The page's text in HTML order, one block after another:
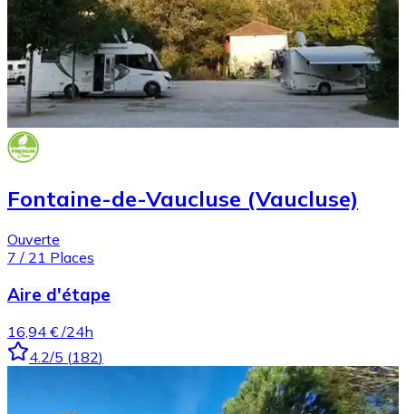
Fontaine-de-Vaucluse (Vaucluse)
Ouverte
7 / 21 Places
Aire d'étape
16,94 € /24h
4.2/5 (182)